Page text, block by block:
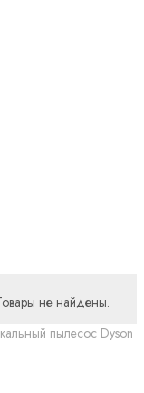
не найдены.
пылесос Dyson